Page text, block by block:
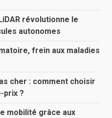
révolutionne le
autonomes
frein aux maladies
cher : comment choisir
prix ?
mobilité grâce aux